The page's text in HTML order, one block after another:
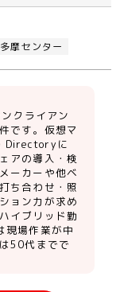
多摩センター
クライアン
です。仮想マ
Directoryに
アの導入・検
ーカーや他ベ
ち合わせ・照
ョン力が求め
イブリッド勤
現場作業が中
50代までで